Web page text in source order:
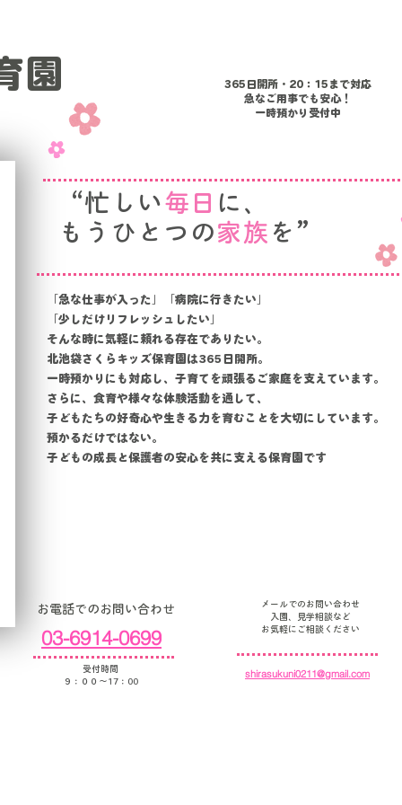
園
365日開所・20：15まで対応​
急なご用事でも安心！
一時預かり受付中
「急な仕事が入った」「病院に行きたい」
「少しだけリフレッシュしたい」
そんな時に気軽に頼れる存在でありたい。
北池袋さくらキッズ保育園は365日開所。
一時預かりにも対応し、子育てを頑張るご家庭を支えています。
さらに、食育や様々な体験活動を通して、
子どもたちの好奇心や生きる力を育むことを大切にしています。
預かるだけではない。
子どもの成長と保護者の安心を共に支える保育園です
“忙しい毎日 に、
もうひとつの家族 を”
​✉
03-6914-0699
shirasukuni0211@gmail.com
受付時間
​９：００～17：00
​お電話でのお問い合わせ
メールでのお問い合わせ
入園、見学相談など
​お気軽にご相談ください